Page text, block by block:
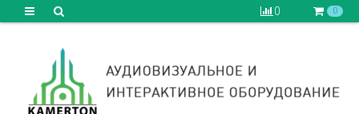
0 0